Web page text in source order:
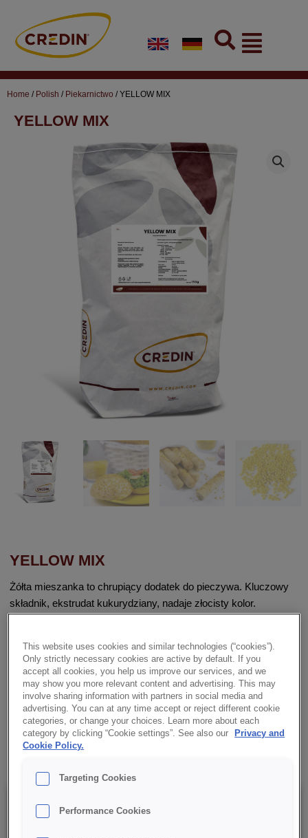
content
Flyout
Menu
Home / Polish / Piekarnictwo / YELLOW MIX
YELLOW MIX
YELLOW MIX
Żółta mieszanka to chrupiący dodatek do pieczywa. Kluczowy
składnik, ekstrudat kukurydziany, nadaje złocisty kolor.
✔ Złocisty kolor
✔ Pikantny smak
✔ Chrupiąca konsystencja
Szczegóły
This website uses cookies and similar technologies (“cookies”).
Only strictly necessary cookies are active by default. If you
accept all cookies, you help us improve our services, and we
may show you more relevant content and advertising. This may
involve sharing information with partners in social media and
advertising. You can at any time accept or reject different cookie
categories, or change your choices. Learn more about each
category by clicking “Cookie settings”. See also our
Privacy and
Cookie Policy.
Targeting Cookies
Performance Cookies